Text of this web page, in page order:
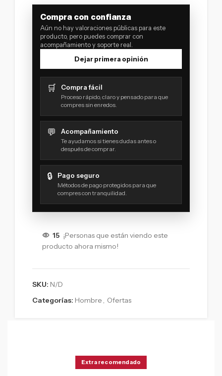
Compra con confianza
Aún no hay valoraciones públicas para este
producto, pero puedes comprar con
acompañamiento y soporte real.
Dejar primera opinión
🛒 Compra fácil
Proceso rápido, claro y pensado para que
compres sin enredos.
💬 Acompañamiento
Te ayudamos si tienes dudas antes o
después de comprar.
🔒 Pago seguro
Métodos de pago protegidos para que
compres con tranquilidad.
15 ¡Personas que están viendo este
producto ahora mismo!
SKU: N/D
Categorías: Hombre , Ofertas
Extra recomendado